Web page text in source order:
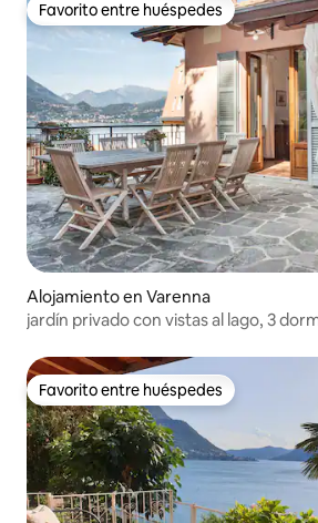
Favorito entre huéspedes
Favorito entre huéspedes
Alojamiento en Varenna
jardín privado con vistas al lago, 3
Favorito entre huéspedes
Favorito entre huéspedes